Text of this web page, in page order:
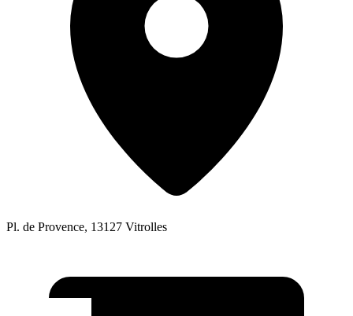
Pl. de Provence, 13127 Vitrolles